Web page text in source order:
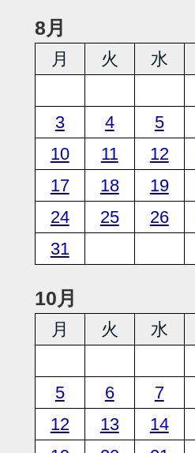
8月
月 火 水
3
4 5
10
11 12
17
18 19
24
25 26
31
10月
月 火 水
5
6 7
12
13 14